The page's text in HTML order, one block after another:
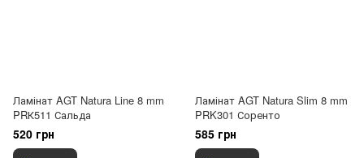
Ламінат AGT Natura Line 8 mm
PRК511 Сальда
520 грн
Ламінат AGT Natura Slim 8 mm
PRK301 Соренто
585 грн